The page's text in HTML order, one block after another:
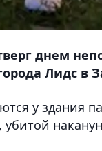
днем
Лидс в
у здания